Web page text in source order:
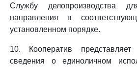
Службу делопроизводства
направления в
установленном порядке.
10. Кооператив
сведения о единоличном